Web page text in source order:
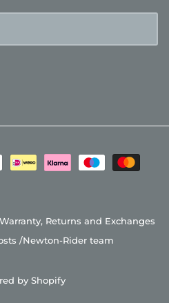
Warranty, Returns and Exchanges
/Newton-Rider team
by Shopify